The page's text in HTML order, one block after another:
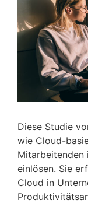
Diese Studie
wie Cloud-
Mitarbeitenden
einlösen. Sie
Cloud in